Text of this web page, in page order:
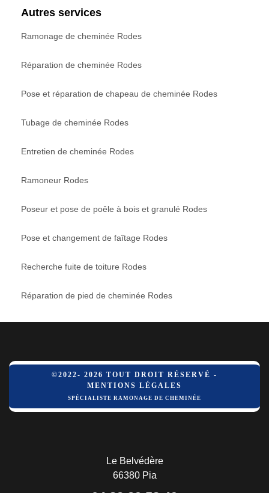
Autres services
Ramonage de cheminée Rodes
Réparation de cheminée Rodes
Pose et réparation de chapeau de cheminée Rodes
Tubage de cheminée Rodes
Entretien de cheminée Rodes
Ramoneur Rodes
Poseur et pose de poêle à bois et granulé Rodes
Pose et changement de faîtage Rodes
Recherche fuite de toiture Rodes
Réparation de pied de cheminée Rodes
©2022- 2026 TOUT DROIT RÉSERVÉ -
MENTIONS LÉGALES
SPÉCIALISTE RAMONAGE DE CHEMINÉE
Le Belvédère
66380 Pia